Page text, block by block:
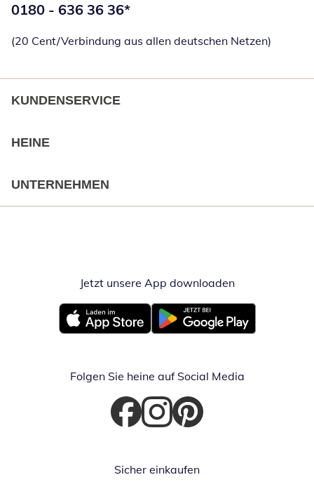
Telefonnummer:
0180 - 636 36 36*
(20 Cent/Verbindung aus allen deutschen Netzen)
KUNDENSERVICE
HEINE
UNTERNEHMEN
Jetzt unsere App downloadenÖffnet in
Öffnet in neuem FensterÖffnet in neuem Fenster
Folgen Sie heine auf Social Media
Öffnet in neuem Fenster
Öffnet in neuem Fenster
Öffnet in neuem Fenster
Sicher einkaufen